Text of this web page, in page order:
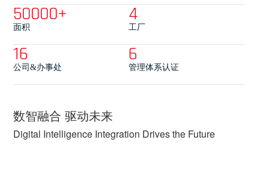
50000+
面积
4
工厂
16
公司&办事处
6
管理体系认证
数智融合 驱动未来
Digital Intelligence Integration Drives the Future